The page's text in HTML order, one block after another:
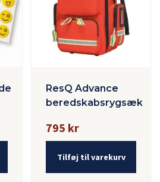
ResQ Advance
beredskabsrygsæk
795 kr
Tilføj til varekurv